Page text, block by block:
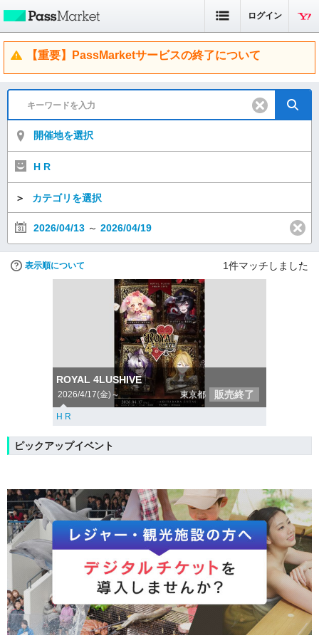
ログイン
【重要】PassMarketサービスの終了について
開催地を選択
H R
＞ カテゴリを選択
2026/04/13 ～ 2026/04/19
表示順について 1件マッチしました
ROYAL 4LUSHIVE
2026/4/17(金)～ 東京都 販売終了
H R
ピックアップイベント